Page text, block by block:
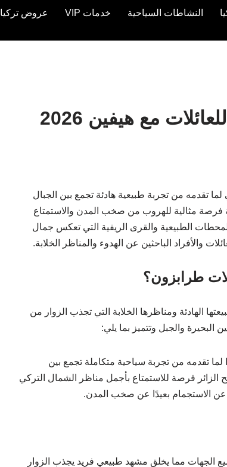
النشاطات السياحية خدمات VIP عروض تركيا 2026
مع هيفين 2026
تقدمه من تجربة طبيعية هادئة تجمع بين الجبال
فرصة مثالية للهروب من صخب المدن والاستمتاع
الطبيعية والقرى الريفية التي تعكس جمال
والأفراد الباحثين عن الهدوء والمناظر الخلابة.
طرابزون؟
الهادئة ومناظرها الخلابة التي تجذب الزوار من
والجبل وتتميز بما يلي:
تقدمه من تجربة سياحية متكاملة تجمع بين
الزائر فرصة للاستمتاع بأجمل مناظر الشمال التركي
عن الاستجمام بعيدًا عن صخب المدن.
الجهات مما يخلق مشهد طبيعي فريد يجذب الزوار